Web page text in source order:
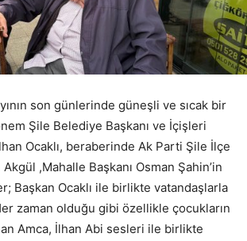
son günlerinde güneşli ve sıcak bir
Şile Belediye Başkanı ve İçişleri
Ocaklı, beraberinde Ak Parti Şile İlçe
Akgül ,Mahalle Başkanı Osman Şahin’in
Başkan Ocaklı ile birlikte vatandaşlarla
zaman olduğu gibi özellikle çocukların
Amca, İlhan Abi sesleri ile birlikte